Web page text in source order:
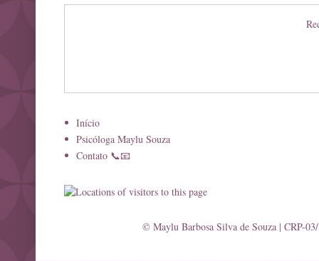
Início
Psicóloga Maylu Souza
Contato 📞📧
© Maylu Barbosa Silva de Souza | CRP-